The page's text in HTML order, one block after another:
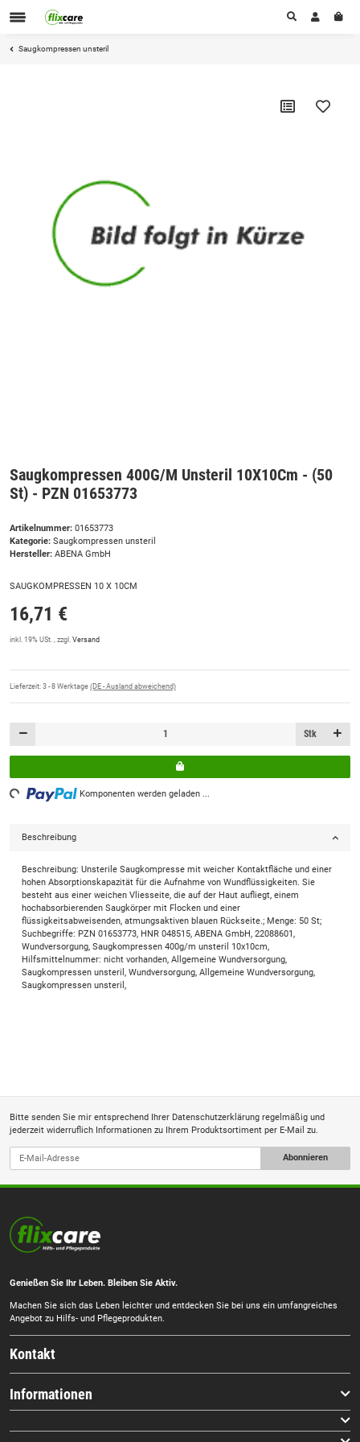
Saugkompressen unsteril
Saugkompressen 400G/M Unsteril 10X10Cm - (50
St) - PZN 01653773
Artikelnummer: 01653773
Kategorie: Saugkompressen unsteril
Hersteller: ABENA GmbH
SAUGKOMPRESSEN 10 X 10CM
16,71 €
inkl. 19% USt. , zzgl. Versand
Lieferzeit: 3 - 8 Werktage (DE - Ausland abweichend)
Stk
Komponenten werden geladen ...
Beschreibung
Beschreibung: Unsterile Saugkompresse mit weicher Kontaktfläche und einer
hohen Absorptionskapazität für die Aufnahme von Wundflüssigkeiten. Sie
besteht aus einer weichen Vliesseite, die auf der Haut aufliegt, einem
hochabsorbierenden Saugkörper mit Flocken und einer
flüssigkeitsabweisenden, atmungsaktiven blauen Rückseite.; Menge: 50 St;
Suchbegriffe: PZN 01653773, HNR 048515, ABENA GmbH, 22088601,
Wundversorgung, Saugkompressen 400g/m unsteril 10x10cm,
Hilfsmittelnummer: nicht vorhanden, Allgemeine Wundversorgung,
Saugkompressen unsteril, Wundversorgung, Allgemeine Wundversorgung,
Saugkompressen unsteril,
Bitte senden Sie mir entsprechend Ihrer Datenschutzerklärung regelmäßig und
jederzeit widerruflich Informationen zu Ihrem Produktsortiment per E-Mail zu.
Abonnieren
Genießen Sie Ihr Leben. Bleiben Sie Aktiv.
Machen Sie sich das Leben leichter und entdecken Sie bei uns ein umfangreiches
Angebot zu Hilfs- und Pflegeprodukten.
Kontakt
Informationen